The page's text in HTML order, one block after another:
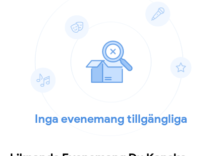
Inga evenemang tillgängliga